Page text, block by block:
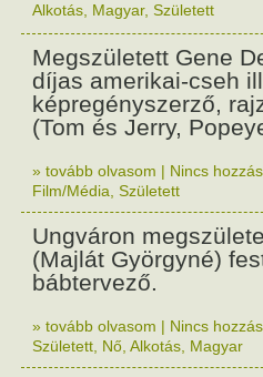
Alkotás Magyar, Született
Megszületett Gene
díjas amerikai-cseh
képregényszerző,
(Tom és Jerry,
» tovább olvasom | Nincs
Film/Média Született
Ungváron
(Majlát Györgyné)
bábtervező.
» tovább olvasom | Nincs
Született Nő Alkotás Magyar